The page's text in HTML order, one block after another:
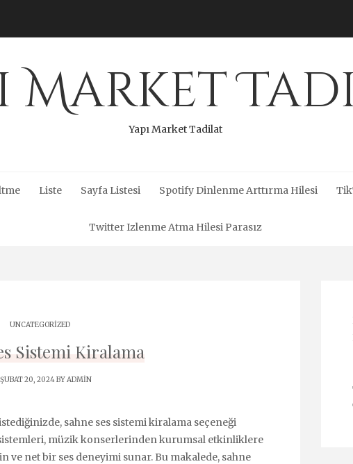
Market
Yapı Market Tadilat
Liste Sayfa Listesi Spotify Dinlenme Arttırma Hilesi
Twitter Izlenme Atma Hilesi Parasız
UNCATEGORIZED
Sistemi Kiralama
20, 2024 BYADMIN
sahne ses sistemi kiralama seçeneği
müzik konserlerinden kurumsal etkinliklere
net bir ses deneyimi sunar. Bu makalede, sahne